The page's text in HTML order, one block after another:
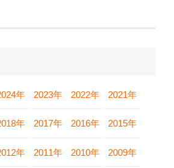
年 2023年 2022年 2021年
年 2017年 2016年 2015年
年 2011年 2010年 2009年